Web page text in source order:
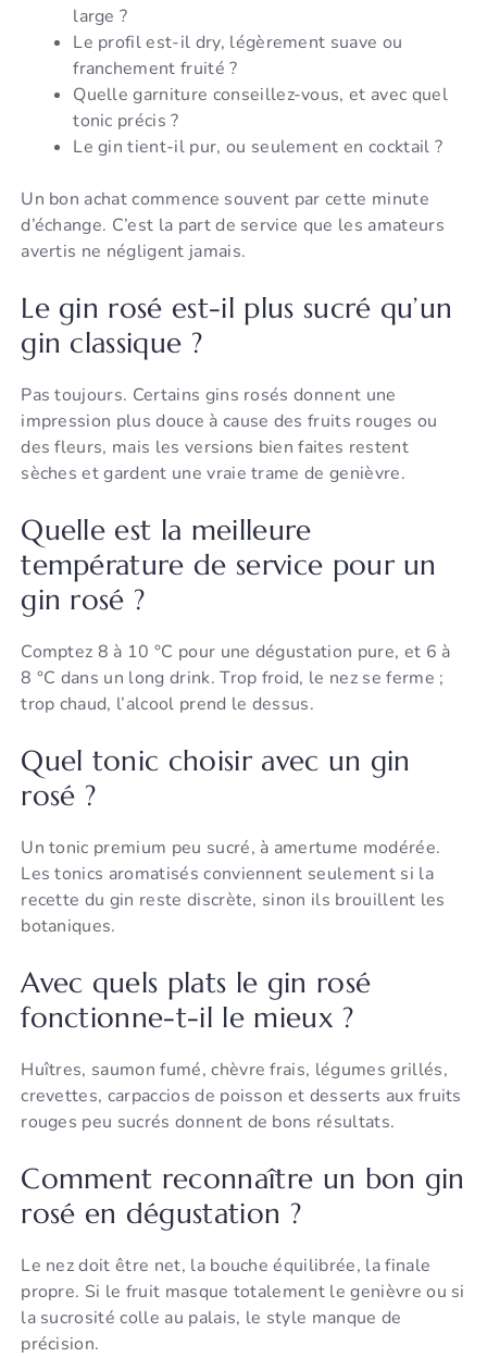
large ?
Le profil est-il dry, légèrement suave ou
franchement fruité ?
Quelle garniture conseillez-vous, et avec quel
tonic précis ?
Le gin tient-il pur, ou seulement en cocktail ?
Un bon achat commence souvent par cette minute
d’échange. C’est la part de service que les amateurs
avertis ne négligent jamais.
Le gin rosé est-il plus sucré qu’un
gin classique ?
Pas toujours. Certains gins rosés donnent une
impression plus douce à cause des fruits rouges ou
des fleurs, mais les versions bien faites restent
sèches et gardent une vraie trame de genièvre.
Quelle est la meilleure
température de service pour un
gin rosé ?
Comptez 8 à 10 °C pour une dégustation pure, et 6 à
8 °C dans un long drink. Trop froid, le nez se ferme ;
trop chaud, l’alcool prend le dessus.
Quel tonic choisir avec un gin
rosé ?
Un tonic premium peu sucré, à amertume modérée.
Les tonics aromatisés conviennent seulement si la
recette du gin reste discrète, sinon ils brouillent les
botaniques.
Avec quels plats le gin rosé
fonctionne-t-il le mieux ?
Huîtres, saumon fumé, chèvre frais, légumes grillés,
crevettes, carpaccios de poisson et desserts aux fruits
rouges peu sucrés donnent de bons résultats.
Comment reconnaître un bon gin
rosé en dégustation ?
Le nez doit être net, la bouche équilibrée, la finale
propre. Si le fruit masque totalement le genièvre ou si
la sucrosité colle au palais, le style manque de
précision.